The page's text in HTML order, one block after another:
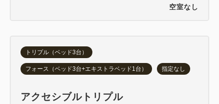
空室なし
トリプル（ベッド3台）
フォース（ベッド3台+エキストラベッド1台） 指定なし
アクセシブルトリプル